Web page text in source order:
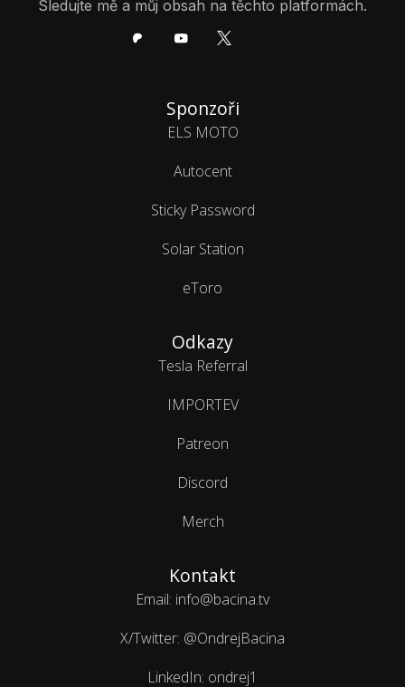
Sledujte mě a můj obsah na těchto platformách.
Sponzoři
ELS MOTO
Autocent
Sticky Password
Solar Station
eToro
Odkazy
Tesla Referral
IMPORTEV
Patreon
Discord
Merch
Kontakt
Email: info@bacina.tv
X/Twitter: @OndrejBacina
LinkedIn: ondrej1